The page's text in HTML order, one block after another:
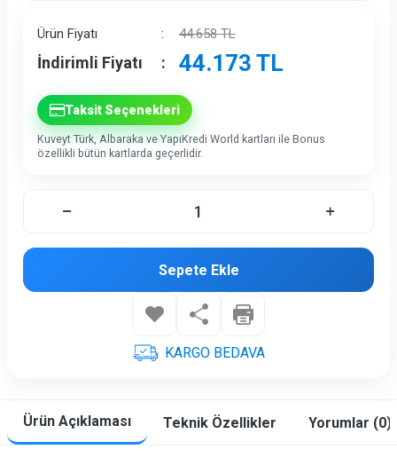
Ürün Fiyatı : 44.658TL
İndirimli Fiyatı : 44.173 TL
Taksit Seçenekleri
Kuveyt Türk, Albaraka ve YapıKredi World kartları ile Bonus
özellikli bütün kartlarda geçerlidir.
Sepete Ekle
KARGO BEDAVA
Ürün Açıklaması Teknik Özellikler Yorumlar (0)